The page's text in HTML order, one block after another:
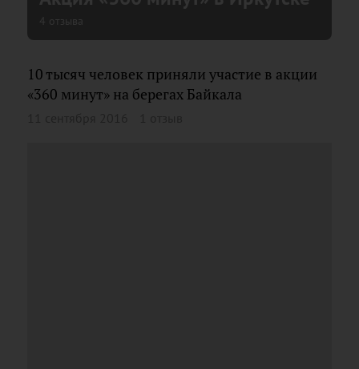
4 отзыва
10 тысяч человек приняли участие в акции
«360 минут» на берегах Байкала